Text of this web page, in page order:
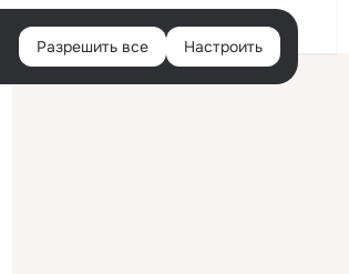
Войти
Разрешить все Настроить